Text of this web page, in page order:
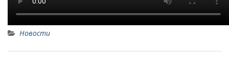
Новости